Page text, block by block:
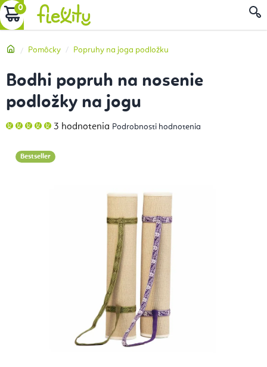
Prejsť
na
NÁKUPNÝ
DomovPomôcky Popruhy na joga podložku
Bodhi popruh na nosenie
podložky na jogu
Priemerné
hodnotenie
5,0
z
3 hodnotenia Podrobnosti hodnotenia
Bestseller